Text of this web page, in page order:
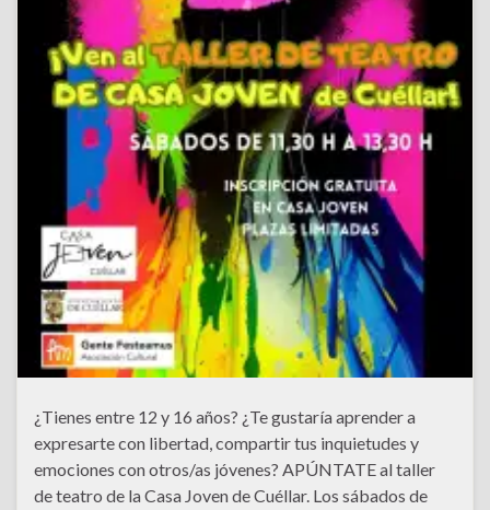
¿Tienes entre 12 y 16 años? ¿Te gustaría aprender a
expresarte con libertad, compartir tus inquietudes y
emociones con otros/as jóvenes? APÚNTATE al taller
de teatro de la Casa Joven de Cuéllar. Los sábados de